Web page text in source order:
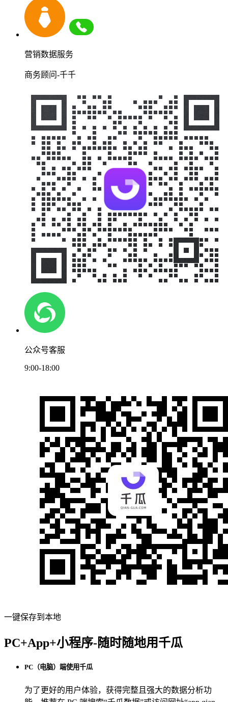
营销数据服务
商务顾问-千千
公众号客服
9:00-18:00
一键保存到本地
PC+App+小程序-随时随地用千瓜
PC（电脑）端使用千瓜
为了更好的用户体验，获得完整且强大的数据分析功